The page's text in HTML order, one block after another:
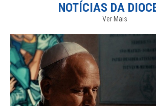
NOTÍCIAS DA
Ver Mais